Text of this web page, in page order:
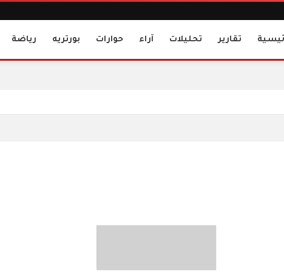
تقارير تحليلات آراء حوارات بورتريه رياضة